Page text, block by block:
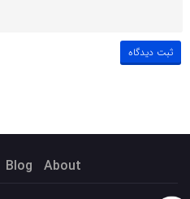
About
Blog